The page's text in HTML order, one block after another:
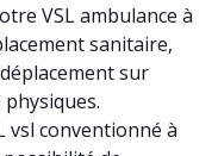
VSL ambulance à
sanitaire,
sur
vsl conventionné à